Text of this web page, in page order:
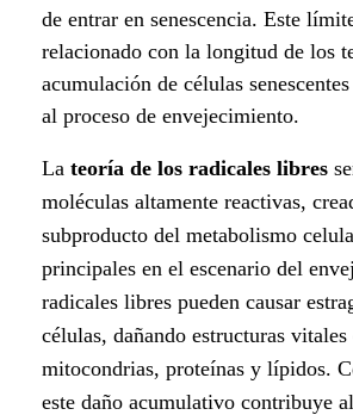
de entrar en senescencia. Este
relacionado con la longitud de los
acumulación de células
al proceso de envejecimiento.
La teoría de los radicales libres
moléculas altamente reactivas,
subproducto del metabolismo
principales en el escenario del
radicales libres pueden causar
células, dañando estructuras
mitocondrias, proteínas y lípidos.
este daño acumulativo contribuye